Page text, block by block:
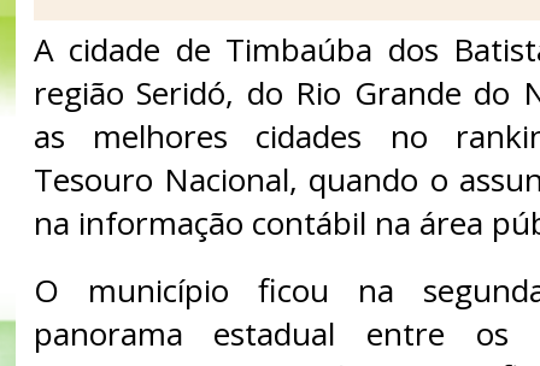
A cidade de Timbaúba dos
região Seridó, do Rio Grande do
as melhores cidades no
Tesouro Nacional, quando o
na informação contábil na área
O município ficou na
panorama estadual entre os